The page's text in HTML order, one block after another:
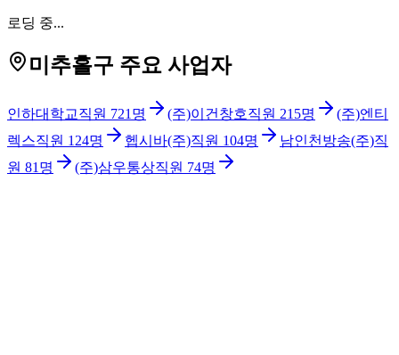
로딩 중...
미추홀구 주요 사업자
인하대학교직원 721 명 (주)이건창호직원 215명
(주)엔티
렉스직원 124명 헵시바(주)직원 104명 남인천방송(주)직
원 81 명 (주)삼우통상직원 74명